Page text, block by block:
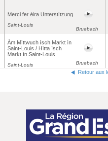
Merci fer èira Unterstìtzung
Saint-Louis
Bruebach
Àm Mìttwuch ìsch Markt ìn
Saint-Louis / Hìtta ìsch
Markt ìn Saint-Louis
Saint-Louis Bruebach
Retour aux